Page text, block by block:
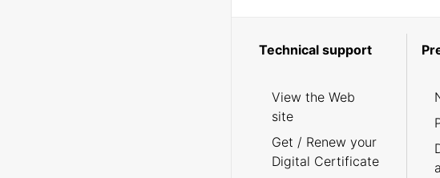
Technical support
View the Web
site
Get / Renew your
Digital Certificate